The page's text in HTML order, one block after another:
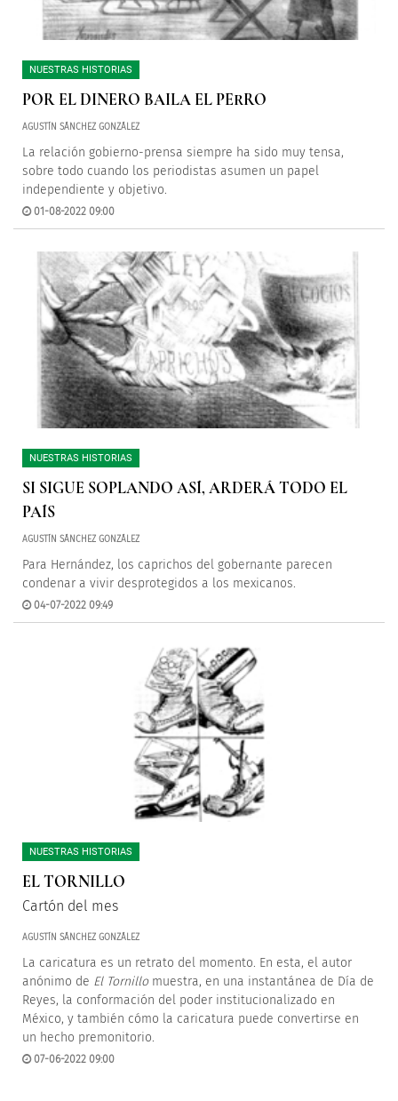
NUESTRAS HISTORIAS
POR EL DINERO BAILA EL PERRO
AGUSTÍN SÁNCHEZ GONZÁLEZ
La relación gobierno-prensa siempre ha sido muy tensa,
sobre todo cuando los periodistas asumen un papel
independiente y objetivo.
01-08-2022 09:00
NUESTRAS HISTORIAS
SI SIGUE SOPLANDO ASÍ, ARDERÁ TODO EL
PAÍS
AGUSTÍN SÁNCHEZ GONZÁLEZ
Para Hernández, los caprichos del gobernante parecen
condenar a vivir desprotegidos a los mexicanos.
04-07-2022 09:49
NUESTRAS HISTORIAS
EL TORNILLO
Cartón del mes
AGUSTÍN SÁNCHEZ GONZÁLEZ
La caricatura es un retrato del momento. En esta, el autor
anónimo de El Tornillomuestra, en una instantánea de Día de
Reyes, la conformación del poder institucionalizado en
México, y también cómo la caricatura puede convertirse en
un hecho premonitorio.
07-06-2022 09:00